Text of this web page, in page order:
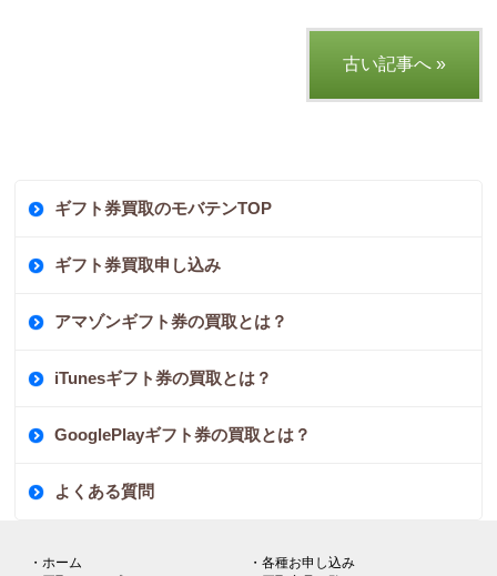
古い記事へ »
ギフト券買取のモバテンTOP
ギフト券買取申し込み
アマゾンギフト券の買取とは？
iTunesギフト券の買取とは？
GooglePlayギフト券の買取とは？
よくある質問
・ホーム
・各種お申し込み